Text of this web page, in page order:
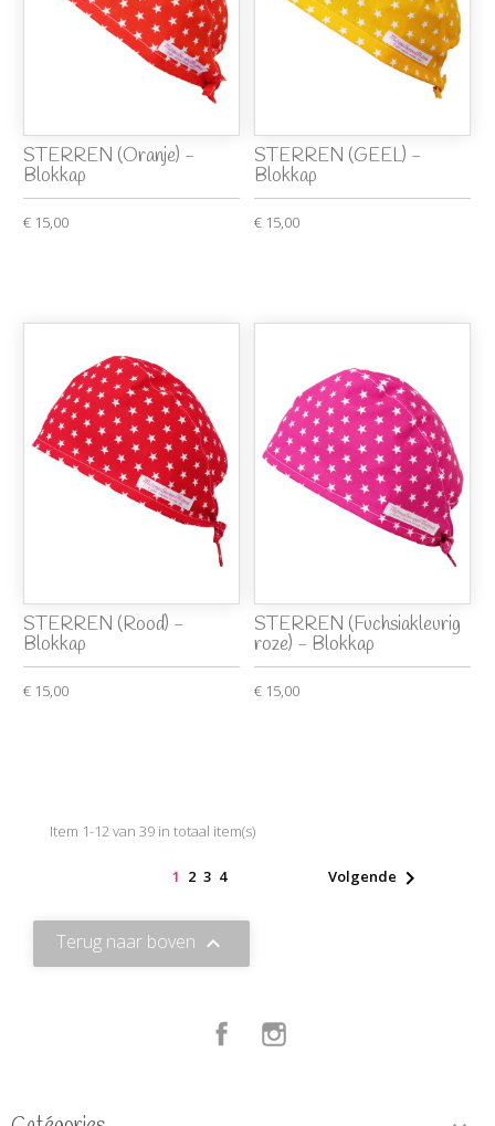
STERREN (Oranje) -
Blokkap
€ 15,00
STERREN (GEEL) -
Blokkap
€ 15,00
STERREN (Rood) -
Blokkap
€ 15,00
STERREN (Fuchsiakleurig
roze) - Blokkap
€ 15,00
Item 1-12 van 39 in totaal item(s)
1 2 3 4 Volgende 
Terug naar boven 
Facebook